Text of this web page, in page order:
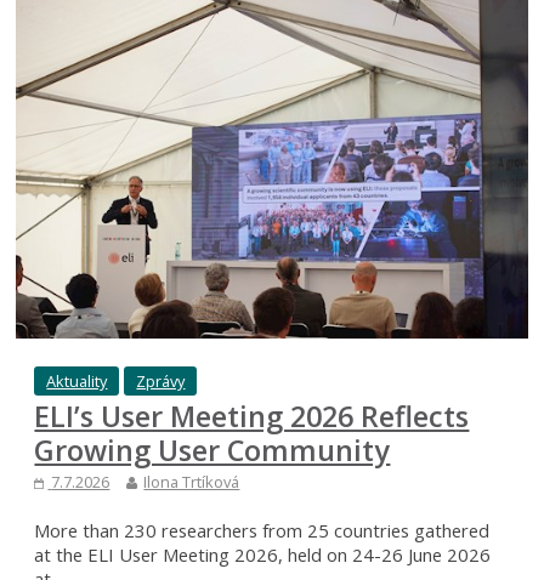
Aktuality Zprávy
ELI’s User Meeting 2026 Reflects
Growing User Community
7.7.2026 Ilona Trtíková
More than 230 researchers from 25 countries gathered
at the ELI User Meeting 2026, held on 24-26 June 2026